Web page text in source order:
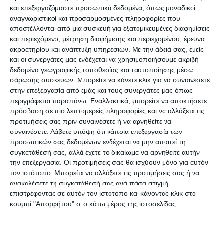
και επεξεργαζόμαστε προσωπικά δεδομένα, όπως μοναδικοί
αναγνωριστικοί και προσαρμοσμένες πληροφορίες που
αποστέλλονται από μια συσκευή για εξατομικευμένες διαφημίσεις
και περιεχόμενο, μέτρηση διαφήμισης και περιεχομένου, έρευνα
ακροατηρίου και ανάπτυξη υπηρεσιών. Με την άδειά σας, εμείς
και οι συνεργάτες μας ενδέχεται να χρησιμοποιήσουμε ακριβή
δεδομένα γεωγραφικής τοποθεσίας και ταυτοποίησης μέσω
σάρωσης συσκευών. Μπορείτε να κάνετε κλικ για να συναινέσετε
στην επεξεργασία από εμάς και τους συνεργάτες μας όπως
περιγράφεται παραπάνω. Εναλλακτικά, μπορείτε να αποκτήσετε
πρόσβαση σε πιο λεπτομερείς πληροφορίες και να αλλάξετε τις
προτιμήσεις σας πριν συναινέσετε ή να αρνηθείτε να
συναινέσετε. Λάβετε υπόψη ότι κάποια επεξεργασία των
προσωπικών σας δεδομένων ενδέχεται να μην απαιτεί τη
συγκατάθεσή σας, αλλά έχετε το δικαίωμα να αρνηθείτε αυτήν
την επεξεργασία. Οι προτιμήσεις σας θα ισχύουν μόνο για αυτόν
τον ιστότοπο. Μπορείτε να αλλάξετε τις προτιμήσεις σας ή να
ανακαλέσετε τη συγκατάθεσή σας ανά πάσα στιγμή
επιστρέφοντας σε αυτόν τον ιστότοπο και κάνοντας κλικ στο
κουμπί "Απορρήτου" στο κάτω μέρος της ιστοσελίδας.
Το άλλοτε πολυσύχναστο χωριό
μετατράπηκε σε μια πόλη-φάντασμα το
2011, όταν σπίτια και κτήρια άρχισαν να
γλιστρούν στην πλαγιά του βουνού. Πάνω
από 300 οικογένειες αναγκάστηκαν τότε να
εγκαταλείψουν τα σπίτια τους και η δεινή
κατάσταση του χωριού αφέθηκε στα χέρια
της φύσης. Το πρόβλημα ξεκίνησε από
βρόχινα νερά σε ένα κοντινό ρέμα, με
αποτέλεσμα τον Απρίλιο του 2012, τα
περισσευούμενα νερά μαζί με τα υπόγεια
ύδατα να οδηγήσουν σε μία από τις πιο
απίστευτες καθιζήσεις που είχε ως
αποτέλεσμα κάθε κτήριο να μετακινηθεί
από τη θέση του και να καταστεί μη
κατοικήσιμο.